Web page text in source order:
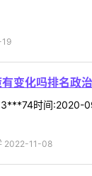
变化吗排名政
时间:2020-
2022-11-08